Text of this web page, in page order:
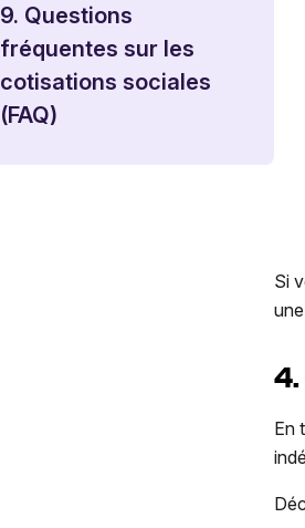
9. Questions
fréquentes sur les
cotisations sociales
(FAQ)
Si
En